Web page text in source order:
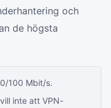
och
de högsta
100 Mbit/s.
inte att VPN-